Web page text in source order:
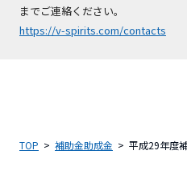
までご連絡ください。
https://v-spirits.com/contacts
TOP 補助金助成金